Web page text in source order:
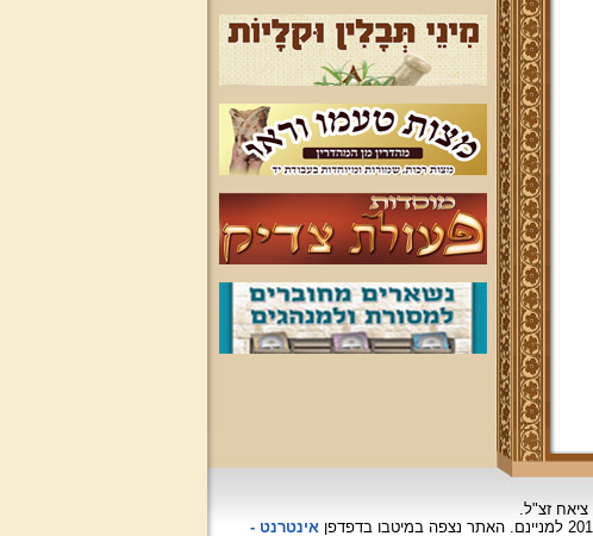
זצ"ל.
האתר נצפהבמיטבו בדפדפןאינטרנט -